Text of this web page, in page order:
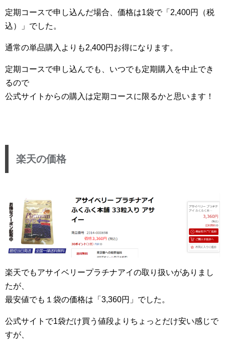
定期コースで申し込んだ場合、価格は1袋で「2,400円（税
込）」でした。
通常の単品購入よりも2,400円お得になります。
定期コースで申し込んでも、いつでも定期購入を中止でき
るので
公式サイトからの購入は定期コースに限るかと思います！
楽天の価格
楽天でもアサイベリープラチナアイの取り扱いがありまし
たが、
最安値でも１袋の価格は「3,360円」でした。
公式サイトで1袋だけ買う値段よりちょっとだけ安い感じで
すが、